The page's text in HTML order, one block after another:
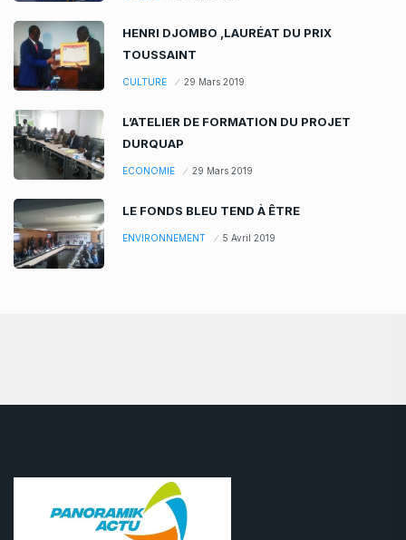
HENRI DJOMBO ,LAURÉAT DU PRIX
TOUSSAINT
CULTURE 29 Mars 2019
L’ATELIER DE FORMATION DU PROJET
DURQUAP
ECONOMIE 29 Mars 2019
LE FONDS BLEU TEND À ÊTRE
ENVIRONNEMENT 5 Avril 2019